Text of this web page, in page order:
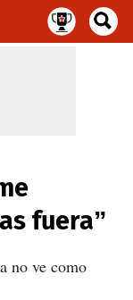
fuera”
no ve como